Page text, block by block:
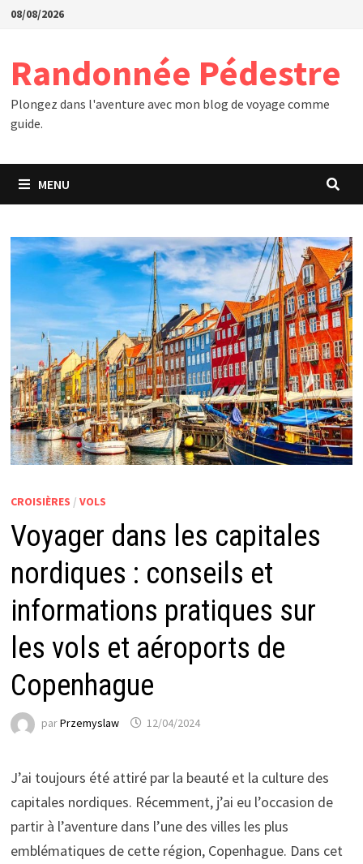
Passer
08/08/2026
Randonnée Pédestre
Plongez dans l'aventure avec mon blog de voyage comme
guide.
MENU
CROISIÈRES / VOLS
Voyager dans les capitales
nordiques : conseils et
informations pratiques sur
les vols et aéroports de
Copenhague
parPrzemyslaw 12/04/2024
J’ai toujours été attiré par la beauté et la culture des
capitales nordiques. Récemment, j’ai eu l’occasion de
partir à l’aventure dans l’une des villes les plus
emblématiques de cette région, Copenhague. Dans cet